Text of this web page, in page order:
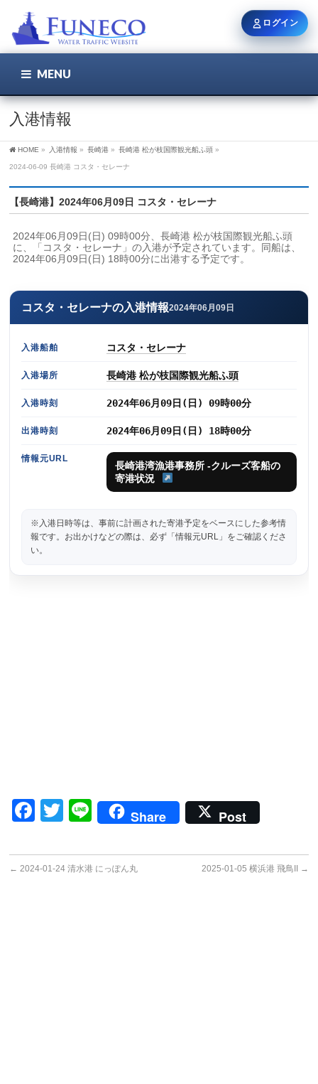
MENU
入港情報
HOME » 入港情報 » 長崎港 » 長崎港 松が枝国際観光船ふ頭 »
2024-06-09 長崎港 コスタ・セレーナ
【長崎港】2024年06月09日 コスタ・セレーナ
2024年06月09日(日) 09時00分、長崎港 松が枝国際観光船ふ頭
に、「コスタ・セレーナ」の入港が予定されています。同船は、
2024年06月09日(日) 18時00分に出港する予定です。
コスタ・セレーナの入港情報2024年06月09日
入港船舶 コスタ・セレーナ
入港場所 長崎港 松が枝国際観光船ふ頭
入港時刻 2024年06月09日(日) 09時00分
出港時刻 2024年06月09日(日) 18時00分
情報元URL
長崎港湾漁港事務所 -クルーズ客船の
寄港状況
※入港日時等は、事前に計画された寄港予定をベースにした参考情
報です。お出かけなどの際は、必ず「情報元URL」をご確認くださ
い。
Facebook
Twitter
LineShare Post
← 2024-01-24 清水港 にっぽん丸 2025-01-05 横浜港 飛鳥II →
ログイン
ユーザー名 / メール
新規登録 パスワードを忘れた方